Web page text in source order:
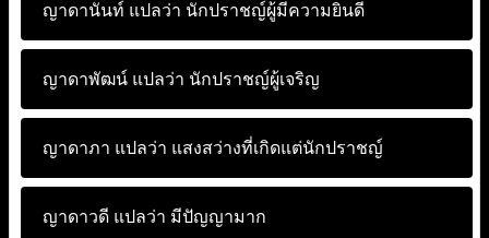
ญาดานันท์ แปลว่า นักปราชญ์ผู้มีความยินดี
ญาดาพัฒน์ แปลว่า นักปราชญ์ผู้เจริญ
ญาดาภา แปลว่า แสงสว่างที่เกิดแต่นักปราชญ์
ญาดาวดี แปลว่า มีปัญญามาก